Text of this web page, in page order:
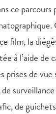
ce parcours
film, la
à l’aide de
prises de
de